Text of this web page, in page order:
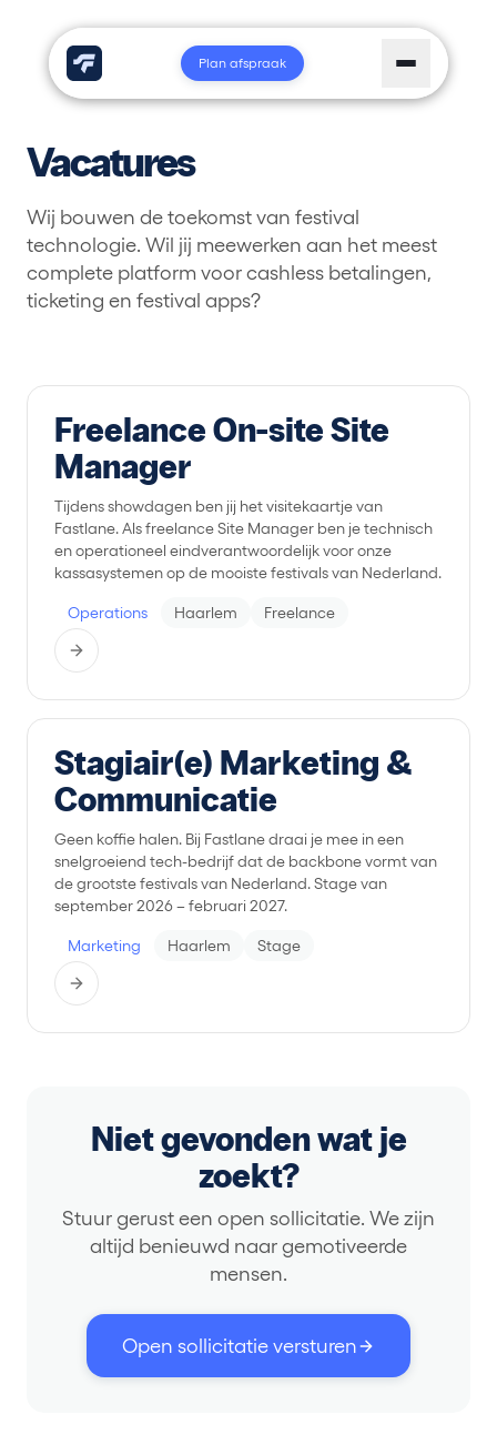
Plan afspraak
Vacatures
Wij bouwen de toekomst van festival
technologie. Wil jij meewerken aan het meest
complete platform voor cashless betalingen,
ticketing en festival apps?
Freelance On-site Site
Manager
Tijdens showdagen ben jij het visitekaartje van
Fastlane. Als freelance Site Manager ben je technisch
en operationeel eindverantwoordelijk voor onze
kassasystemen op de mooiste festivals van Nederland.
Operations Haarlem Freelance
Stagiair(e) Marketing &
Communicatie
Geen koffie halen. Bij Fastlane draai je mee in een
snelgroeiend tech-bedrijf dat de backbone vormt van
de grootste festivals van Nederland. Stage van
september 2026 – februari 2027.
Marketing Haarlem Stage
Niet gevonden wat je
zoekt?
Stuur gerust een open sollicitatie. We zijn
altijd benieuwd naar gemotiveerde
mensen.
Open sollicitatie versturen